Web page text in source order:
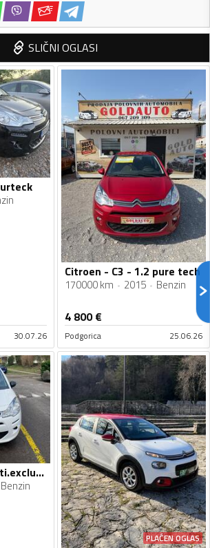
SLIČNI OGLASI
30.07.26
Citroen - C3 - 1.2 pure tech
170000 km 2015 Benzin
4 800€
Podgorica 25.06.26
Citroen - C3 - 1.2vti.exclusive
Benzin
PLAĆEN OGLAS